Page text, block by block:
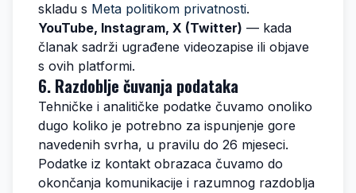
skladu s Meta politikom privatnosti.
YouTube, Instagram, X (Twitter) — kada
članak sadrži ugrađene videozapise ili objave
s ovih platformi.
6. Razdoblje čuvanja podataka
Tehničke i analitičke podatke čuvamo onoliko
dugo koliko je potrebno za ispunjenje gore
navedenih svrha, u pravilu do 26 mjeseci.
Podatke iz kontakt obrazaca čuvamo do
okončanja komunikacije i razumnog razdoblja